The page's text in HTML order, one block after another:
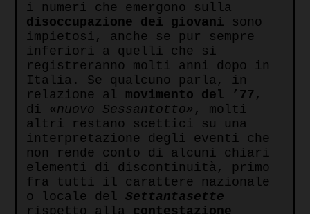
i numeri che emergono sulla
disoccupazione dei giovani sono
impietosi, anche se pur sempre
inferiori a quelli che si
registreranno molti anni dopo in
Italia. Se qualcuno parla, in
relazione al movimento del ’77 ,
di «nuovo Sessantotto» , molti
altri restano scettici su una
interpretazione degli eventi che
non rende conto di alcuni chiari
elementi di discontinuità, primo
fra tutti il carattere nazionale
o locale del Settantasette
rispetto alla contestazione